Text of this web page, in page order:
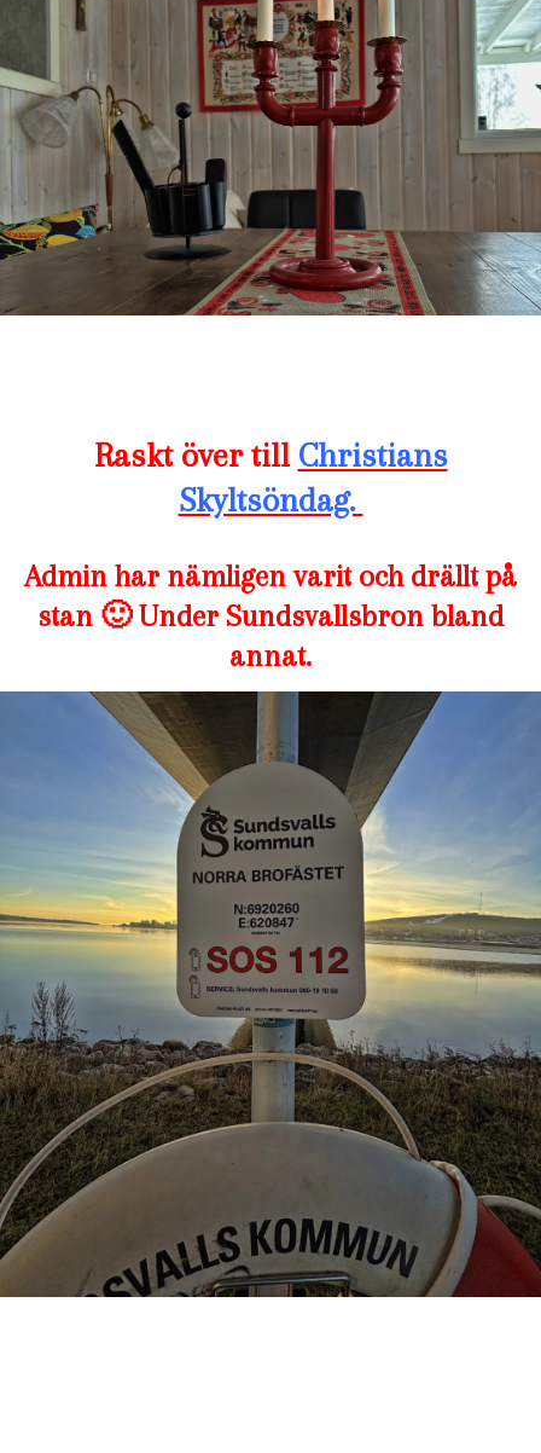
Raskt över till Christians
Skyltsöndag.
Admin har nämligen varit och drällt på
stan 🙂 Under Sundsvallsbron bland
annat.